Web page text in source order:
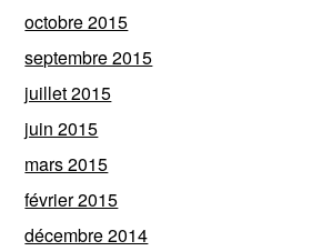
octobre 2015
septembre 2015
juillet 2015
juin 2015
mars 2015
février 2015
décembre 2014